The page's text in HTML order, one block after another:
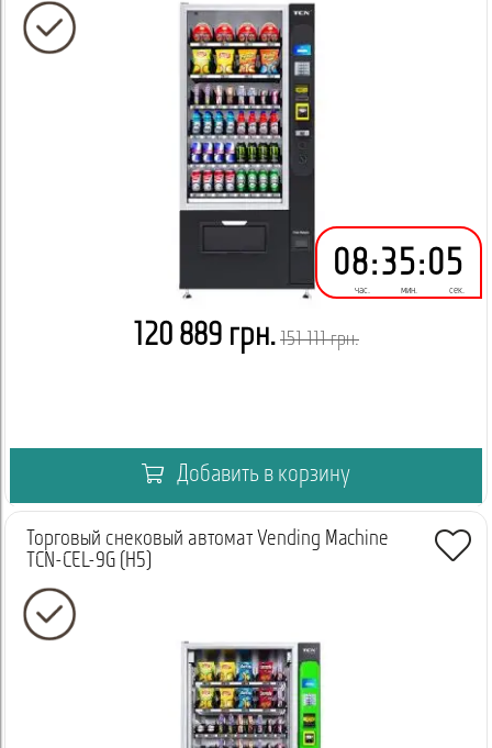
доставку в ваш город.
08
час.
:35
мин.
:05
сек.
120 889 грн. 151 111 грн.
Добавить в корзину
Торговый снековый автомат Vending Machine
TCN-CEL-9G (H5)